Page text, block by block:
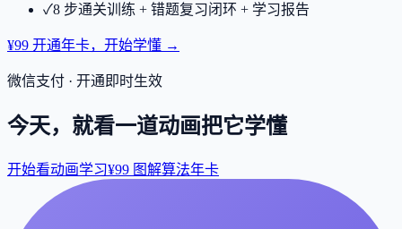
✓8 步通关训练 + 错题复习闭环 + 学习报告
¥99 开通年卡，开始学懂 →
微信支付 · 开通即时生效
今天，就看一道动画把它学懂
开始看动画学习¥99 图解算法年卡